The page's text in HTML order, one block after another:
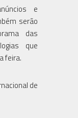
e
serão
das
que
feira.
de